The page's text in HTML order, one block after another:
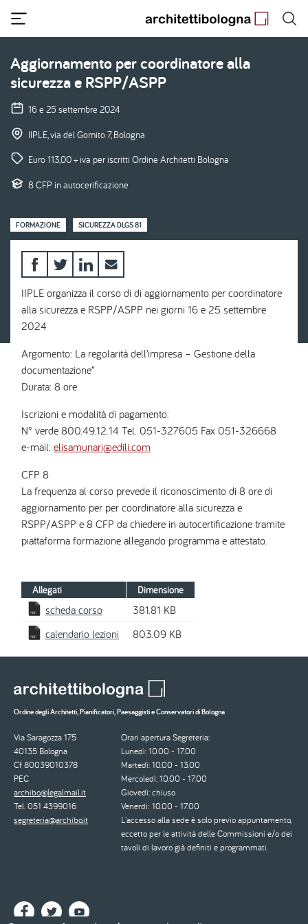
contenuto
principale
Aggiornamento per coordinatore alla
sicurezza e RSPP/ASPP
16 e 25 settembre 2024
IIPLE, via del Gomito 7, Bologna
Euro 113,00 + iva per iscritti Ordine Architetti Bologna
8 CFP in autocerificazione
FORMAZIONE SICUREZZA DLGS 81
IIPLE organizza il corso di di aggiornamento per coordinatore
alla sicurezza e RSPP/ASPP nei giorni 16 e 25 settembre
2024
Argomento: La regolarità dell’impresa – Gestione della
documentazione”
Durata: 8 ore
Iscrizioni e modalità di pagamento:
N° verde 800.49.12.14 Tel. 051-327605 Fax 051-326668
e-mail: elisamunari@edili.com
CFP 8
La frequenza al corso prevede il riconoscimento di 8 ore di
aggiornamento per per coordinatore alla sicurezza e
RSPP/ASPP e 8 CFP da chiedere in autocertificazione tramite
piattaforma formazione allegando programma e attestato.
Allegati Dimensione
scheda corso
381.81 KB
calendario lezioni
803.09 KB
Ordine degli Architetti, Pianificatori, Paesaggisti e Conservatori di Bologna
Via Saragozza 175
40135 Bologna
Cf 80039010378
PEC
archibo@legalmail.it
Tel. 051 4399016
segreteria@archibo.it
Orari apertura Segreteria:
Lunedì: 10.00 - 17.00
Martedì: 10.00 - 13.00
Mercoledì: 10.00 - 17.00
Giovedì: chiuso
Venerdì: 10.00 - 17.00
L'accesso alla sede è solo previo appuntamento,
eccetto per le attività delle Commissioni e/o dei
tavoli di lavoro già definiti e programmati.